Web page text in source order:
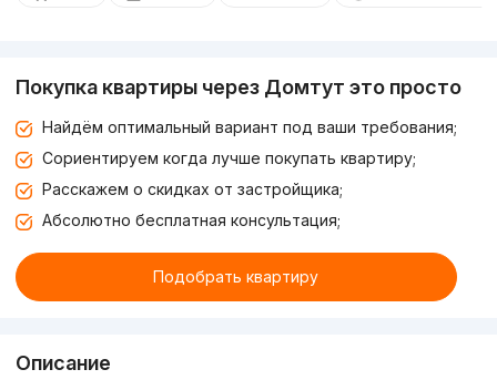
Покупка квартиры через Домтут это просто
Найдём оптимальный вариант под ваши требования;
Сориентируем когда лучше покупать квартиру;
Расскажем о скидках от застройщика;
Абсолютно бесплатная консультация;
Подобрать квартиру
Описание